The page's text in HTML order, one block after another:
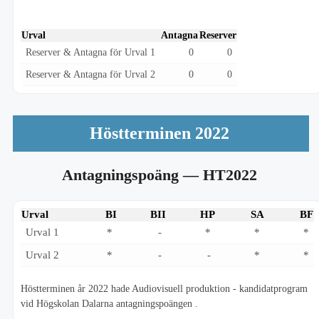
Urval AntagnaReserver
Reserver & Antagna för Urval 1
0 0
Reserver & Antagna för Urval 2 0 0
Höstterminen 2022
Antagningspoäng— HT2022
Urval BI BII HP SA
BF
Urval 1
* - * *
*
Urval 2
* - - * *
Höstterminen år 2022 hade Audiovisuell produktion - kandidatprogram
vid Högskolan Dalarna antagningspoängen .